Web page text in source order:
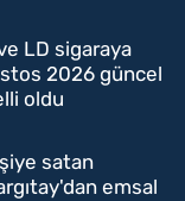
LD sigaraya
2026 güncel
oldu
satan
emsal